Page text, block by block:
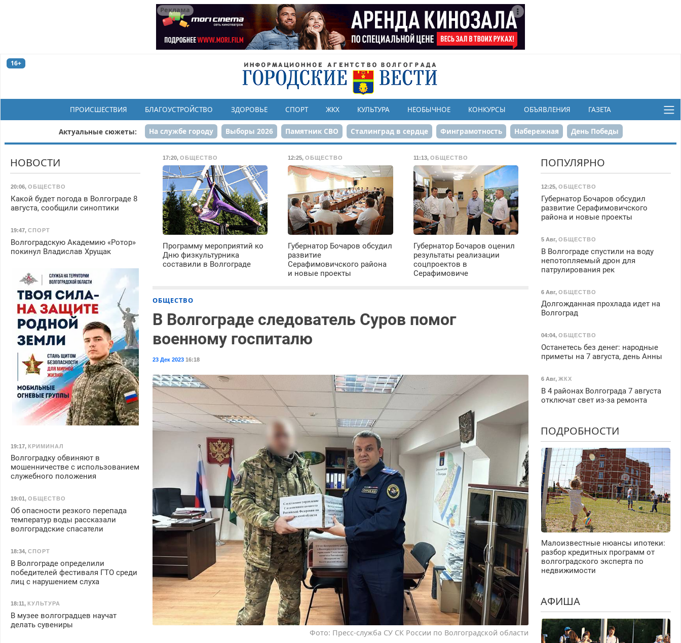
Реклама
16+
ПРОИСШЕСТВИЯ БЛАГОУСТРОЙСТВО ЗДОРОВЬЕ СПОРТ ЖКХ КУЛЬТУРА НЕОБЫЧНОЕ КОНКУРСЫ ОБЪЯВЛЕНИЯ ГАЗЕТА
Актуальные сюжеты: На службе городу Выборы 2026 Памятник СВО Сталинград в сердце Финграмотность Набережная День Победы
Реконструкция ЦПКиО 80-летие Победы Парк Героев-летчиков
17:20,ОБЩЕСТВО
Программу мероприятий ко
Дню физкультурника
составили в Волгограде
12:25,ОБЩЕСТВО
Губернатор Бочаров обсудил
развитие
Серафимовичского района
и новые проекты
11:13, ОБЩЕСТВО
Губернатор Бочаров оценил
результаты реализации
соцпроектов в
Серафимовиче
ОБЩЕСТВО
В Волгограде следователь Суров помог
военному госпиталю
23 Дек 2023 16:18
Фото: Пресс-служба СУ СК России по Волгоградской области
НОВОСТИ
20:06, ОБЩЕСТВО
Какой будет погода в Волгограде 8
августа, сообщили синоптики
19:47, СПОРТ
Волгоградскую Академию «Ротор»
покинул Владислав Хрущак
19:17, КРИМИНАЛ
Волгоградку обвиняют в
мошенничестве с использованием
служебного положения
19:01, ОБЩЕСТВО
Об опасности резкого перепада
температур воды рассказали
волгоградские спасатели
18:34, СПОРТ
В Волгограде определили
победителей фестиваля ГТО среди
лиц с нарушением слуха
18:11 , КУЛЬТУРА
В музее волгоградцев научат
делать сувениры
ПОПУЛЯРНО
12:25, ОБЩЕСТВО
Губернатор Бочаров обсудил
развитие Серафимовичского
района и новые проекты
5 Авг, ОБЩЕСТВО
В Волгограде спустили на воду
непотопляемый дрон для
патрулирования рек
6 Авг, ОБЩЕСТВО
Долгожданная прохлада идет на
Волгоград
04:04, ОБЩЕСТВО
Останетесь без денег: народные
приметы на 7 августа, день Анны
6 Авг, ЖКХ
В 4 районах Волгограда 7 августа
отключат свет из-за ремонта
ПОДРОБНОСТИ
Малоизвестные нюансы ипотеки:
разбор кредитных программ от
волгоградского эксперта по
недвижимости
АФИША